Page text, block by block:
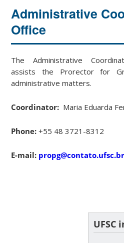
Administrative
Office
The Administrative
assists the Prorector for
administrative matters.
Coordinator: Maria Eduarda
Phone: +55 48 3721-8312
E-mail: propg@contato.ufsc.br
UFSC